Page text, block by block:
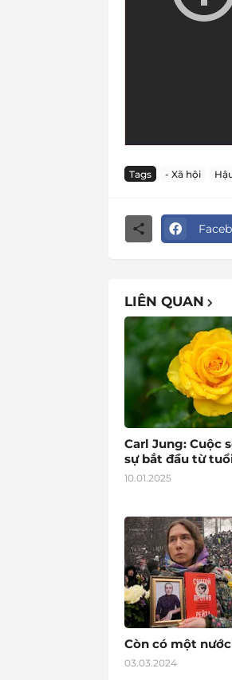
Tags - Xã hội
LIÊN QUAN
Carl Jung: Cuộc
sự bắt đầu từ
10.01.2025
Còn có một
03.03.2024